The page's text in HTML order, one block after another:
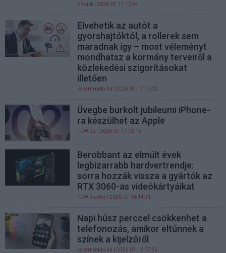
PR cikk | 2026.07.17 10:54
Elvehetik az autót a
gyorshajtóktól, a rollerek sem
maradnak így – most véleményt
mondhatsz a kormány terveiről a
közlekedési szigorításokat
illetően
kepernyoido.hu | 2026.07.17 10:42
Üvegbe burkolt jubileumi iPhone-
ra készülhet az Apple
PCW.lite | 2026.07.17 06:15
Berobbant az elmúlt évek
legbizarrabb hardvertrendje:
sorra hozzák vissza a gyártók az
RTX 3060-as videókártyáikat
PCW.master | 2026.07.16 14:31
Napi húsz perccel csökkenhet a
telefonozás, amikor eltűnnek a
színek a kijelzőről
kepernyoido.hu | 2026.07.16 07:25